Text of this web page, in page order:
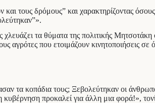
τους δρόμους” και χαρακτηρίζοντας
τα θύματα της πολιτικής
αγρότες που ετοιμάζουν κινητοποιήσεις
τα κοπάδια τους; Ξεβολεύτηκαν οι
κυβέρνηση προκαλεί για άλλη μια φορά!»,